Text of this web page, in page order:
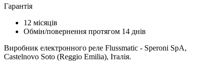
Гарантія
12 місяців
Обмін/повернення протягом 14 днів
Виробник електронного реле Flussmatic - Speroni SpA,
Castelnovo Soto (Reggio Emilia), Італія.